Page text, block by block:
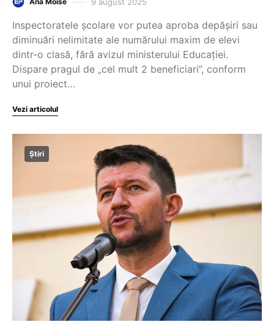
Inspectoratele școlare vor putea aproba depășiri sau
diminuări nelimitate ale numărului maxim de elevi
dintr-o clasă, fără avizul ministerului Educației.
Dispare pragul de „cel mult 2 beneficiari”, conform
unui proiect…
Vezi articolul
Știri